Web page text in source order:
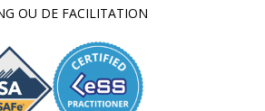
OU DE FACILITATION